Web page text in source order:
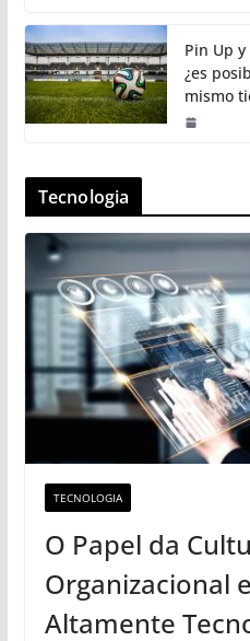
Pin Up
¿es
mismo
Tecnologia
TECNOLOGIA
O Papel da
Organizacional
Altamente